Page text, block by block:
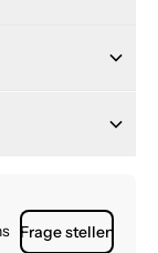
Frage stellen